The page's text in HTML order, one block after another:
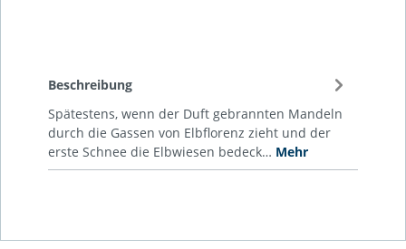
Beschreibung
Spätestens, wenn der Duft gebrannten Mandeln
durch die Gassen von Elbflorenz zieht und der
erste Schnee die Elbwiesen bedeck… Mehr